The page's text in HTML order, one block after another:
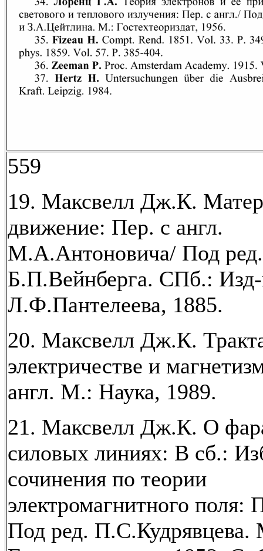
559
19. Максвелл Дж.К.
движение: Пер. с англ.
М.А.Антоновича/ Под ред.
Б.П.Вейнберга. СПб.:
Л.Ф.Пантелеева, 1885.
20. Максвелл Дж.К.
электричестве и
англ. М.: Наука, 1989.
21. Максвелл Дж.К. О
силовых линиях: В сб.:
сочинения по теории
электромагнитного поля:
Под ред.